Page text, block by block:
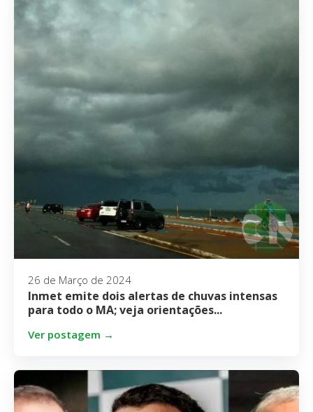
26 de Março de 2024
Inmet emite dois alertas de chuvas intensas
para todo o MA; veja orientações...
Ver postagem →